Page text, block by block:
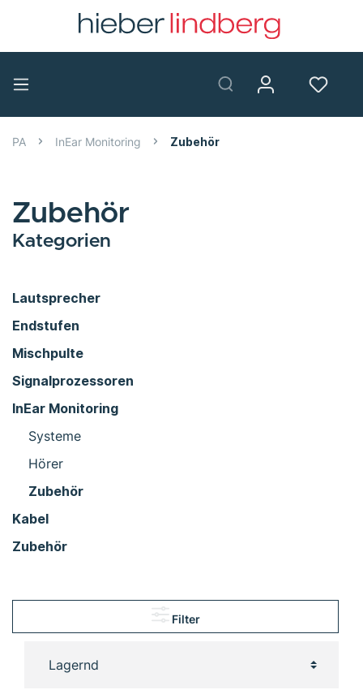
PA InEar Monitoring Zubehör
Zubehör
Kategorien
Lautsprecher
Endstufen
Mischpulte
Signalprozessoren
InEar Monitoring
Systeme
Hörer
Zubehör
Kabel
Zubehör
Filter